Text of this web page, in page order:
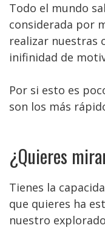
Todo el mundo
considerada por
realizar nuestras
inifinidad de
Por si esto es
son los más
¿Quieres
Tienes la
que quieres ha
nuestro